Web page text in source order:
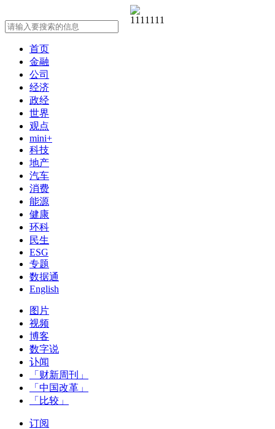
首页
金融
公司
经济
政经
世界
观点
mini+
科技
地产
汽车
消费
能源
健康
环科
民生
ESG
专题
数据通
English
图片
视频
博客
数字说
讣闻
「财新周刊」
「中国改革」
「比较」
订阅